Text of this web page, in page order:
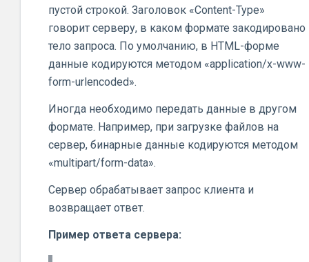
пустой строкой. Заголовок «Content-Type»
говорит серверу, в каком формате закодировано
тело запроса. По умолчанию, в HTML-форме
данные кодируются методом «application/x-www-
form-urlencoded».
Иногда необходимо передать данные в другом
формате. Например, при загрузке файлов на
сервер, бинарные данные кодируются методом
«multipart/form-data».
Сервер обрабатывает запрос клиента и
возвращает ответ.
Пример ответа сервера: